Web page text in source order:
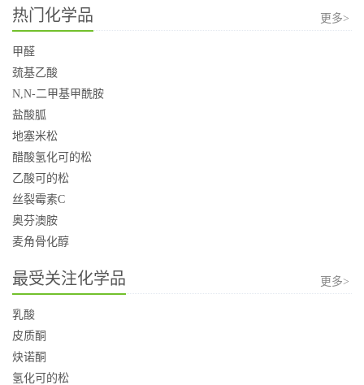
热门化学品 更多>
甲醛
巯基乙酸
N,N-二甲基甲酰胺
盐酸胍
地塞米松
醋酸氢化可的松
乙酸可的松
丝裂霉素C
奥芬澳胺
麦角骨化醇
最受关注化学品 更多>
乳酸
皮质酮
炔诺酮
氢化可的松